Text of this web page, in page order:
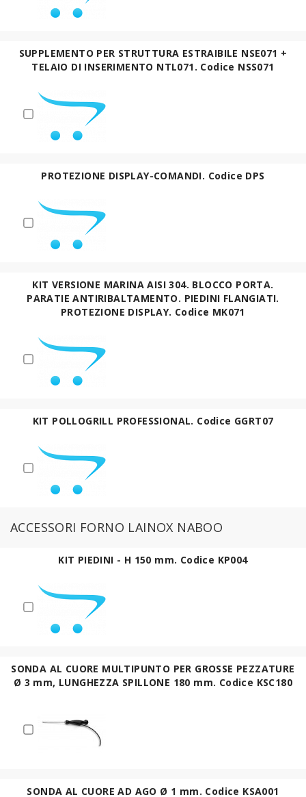
SUPPLEMENTO PER STRUTTURA ESTRAIBILE NSE071 +
TELAIO DI INSERIMENTO NTL071. Codice NSS071
PROTEZIONE DISPLAY-COMANDI. Codice DPS
KIT VERSIONE MARINA AISI 304. BLOCCO PORTA.
PARATIE ANTIRIBALTAMENTO. PIEDINI FLANGIATI.
PROTEZIONE DISPLAY. Codice MK071
KIT POLLOGRILL PROFESSIONAL. Codice GGRT07
ACCESSORI FORNO LAINOX NABOO
KIT PIEDINI - H 150 mm. Codice KP004
SONDA AL CUORE MULTIPUNTO PER GROSSE PEZZATURE
Ø 3 mm, LUNGHEZZA SPILLONE 180 mm. Codice KSC180
SONDA AL CUORE AD AGO Ø 1 mm. Codice KSA001